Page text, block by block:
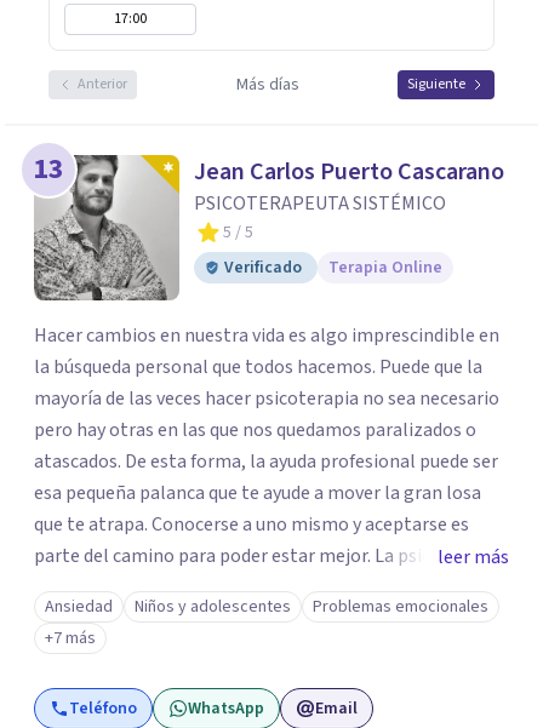
17:00
Anterior Más días Siguiente
13 Jean Carlos Puerto Cascarano
PSICOTERAPEUTA SISTÉMICO
5 / 5
Verificado
Terapia Online
Hacer cambios en nuestra vida es algo imprescindible en
la búsqueda personal que todos hacemos. Puede que la
mayoría de las veces hacer psicoterapia no sea necesario
pero hay otras en las que nos quedamos paralizados o
atascados. De esta forma, la ayuda profesional puede ser
esa pequeña palanca que te ayude a mover la gran losa
que te atrapa. Conocerse a uno mismo y aceptarse es
parte del camino para poder estar mejor. La psicoterapia
es una forma de colaboración en donde diálogo, además
de la confianza y el apoyo, es el camino para poder
identificar qué es lo que sucede, qué sentido tiene y cuales
son los pasos para el cambio. Además, creo que los
verdaderos cambios tienen que partir de uno mismo y mi
leer más
Ansiedad Niños y adolescentes
Problemas emocionales
+7 más
Teléfono WhatsApp Email